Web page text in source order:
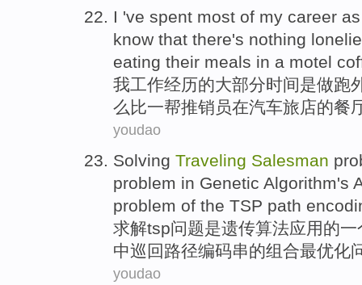
I 've spent most of my career
know that there's nothing
eating their meals in a motel
我工作经历的大部分时间是做跑
么 比一帮推销员在汽车旅店的餐
youdao
Solving Traveling Salesman
problem in Genetic Algorithm's
problem of the TSP path
求解tsp问题是遗传算法应用的一
中巡回路径编码串的组合最优化
youdao